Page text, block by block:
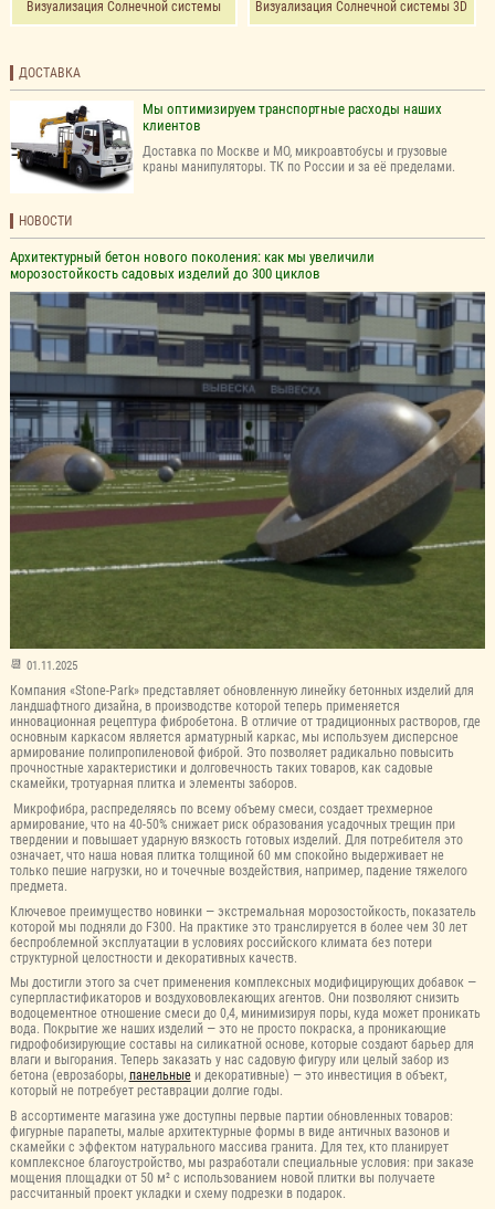
ДОСТАВКА
Мы оптимизируем транспортные расходы наших
клиентов
Доставка по Москве и МО, микроавтобусы и грузовые
краны манипуляторы. ТК по России и за её пределами.
НОВОСТИ
Архитектурный бетон нового поколения: как мы увеличили
морозостойкость садовых изделий до 300 циклов
01.11.2025
Компания «Stone-Park» представляет обновленную линейку бетонных изделий для
ландшафтного дизайна, в производстве которой теперь применяется
инновационная рецептура фибробетона. В отличие от традиционных растворов, где
основным каркасом является арматурный каркас, мы используем дисперсное
армирование полипропиленовой фиброй. Это позволяет радикально повысить
прочностные характеристики и долговечность таких товаров, как садовые
скамейки, тротуарная плитка и элементы заборов.
Микрофибра, распределяясь по всему объему смеси, создает трехмерное
армирование, что на 40-50% снижает риск образования усадочных трещин при
твердении и повышает ударную вязкость готовых изделий. Для потребителя это
означает, что наша новая плитка толщиной 60 мм спокойно выдерживает не
только пешие нагрузки, но и точечные воздействия, например, падение тяжелого
предмета.
Ключевое преимущество новинки — экстремальная морозостойкость, показатель
которой мы подняли до F300. На практике это транслируется в более чем 30 лет
беспроблемной эксплуатации в условиях российского климата без потери
структурной целостности и декоративных качеств.
Мы достигли этого за счет применения комплексных модифицирующих добавок —
суперпластификаторов и воздухововлекающих агентов. Они позволяют снизить
водоцементное отношение смеси до 0,4, минимизируя поры, куда может проникать
вода. Покрытие же наших изделий — это не просто покраска, а проникающие
гидрофобизирующие составы на силикатной основе, которые создают барьер для
влаги и выгорания. Теперь заказать у нас садовую фигуру или целый забор из
бетона (еврозаборы, панельныеи декоративные) — это инвестиция в объект,
который не потребует реставрации долгие годы.
В ассортименте магазина уже доступны первые партии обновленных товаров:
фигурные парапеты, малые архитектурные формы в виде античных вазонов и
скамейки с эффектом натурального массива гранита. Для тех, кто планирует
комплексное благоустройство, мы разработали специальные условия: при заказе
мощения площадки от 50 м² с использованием новой плитки вы получаете
рассчитанный проект укладки и схему подрезки в подарок.
Визуализация Солнечной системы Визуализация Солнечной системы 3D